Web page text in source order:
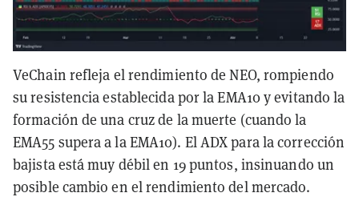
VeChain refleja el rendimiento de NEO, rompiendo
su resistencia establecida por la EMA10 y evitando la
formación de una cruz de la muerte (cuando la
EMA55 supera a la EMA10). El ADX para la corrección
bajista está muy débil en 19 puntos, insinuando un
posible cambio en el rendimiento del mercado.